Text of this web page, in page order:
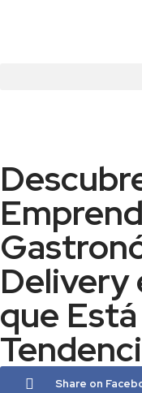
Delivery
que
Share on